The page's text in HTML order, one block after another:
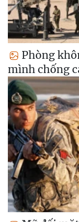
Phòng
mình chống